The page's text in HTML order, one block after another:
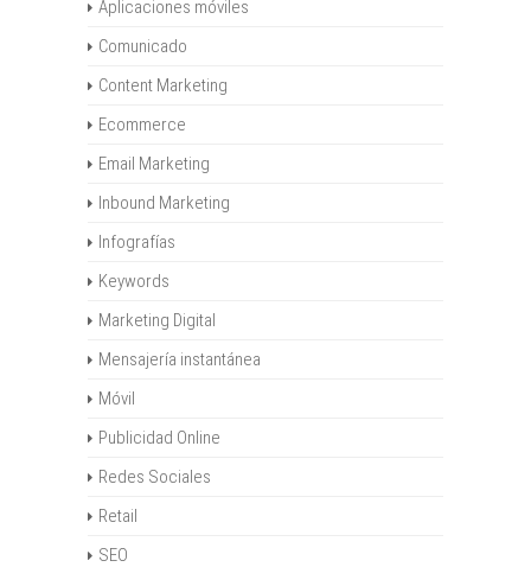
Aplicaciones móviles
Comunicado
Content Marketing
Ecommerce
Email Marketing
Inbound Marketing
Infografías
Keywords
Marketing Digital
Mensajería instantánea
Móvil
Publicidad Online
Redes Sociales
Retail
SEO